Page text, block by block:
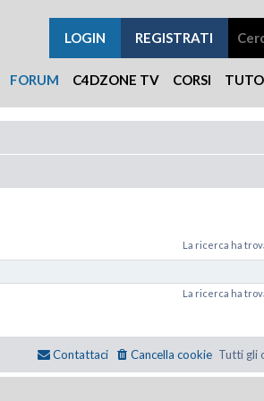
FORUM C4DZONE TV CORSI
REGISTRATI
LOGIN
La ricerca ha
La ricerca ha
Tutti gli
Cancella cookie
Contattaci